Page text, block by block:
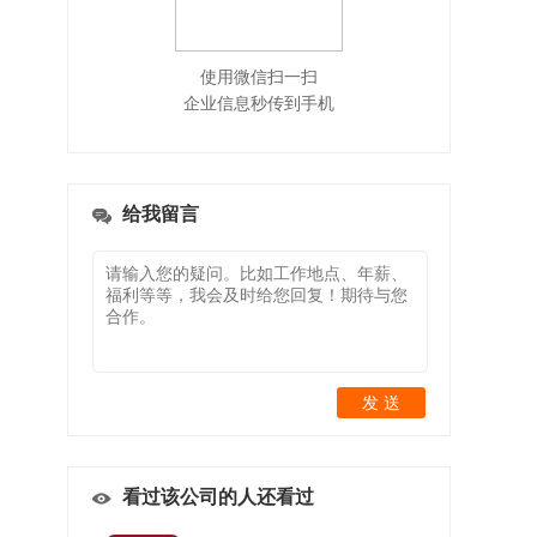
使用微信扫一扫
企业信息秒传到手机
给我留言
发 送
看过该公司的人还看过